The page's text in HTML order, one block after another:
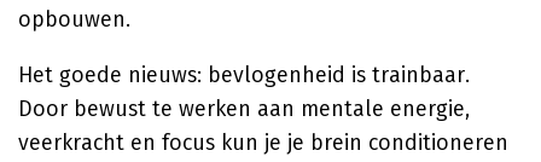
opbouwen.
Het goede nieuws: bevlogenheid is trainbaar.
Door bewust te werken aan mentale energie,
veerkracht en focus kun je je brein conditioneren